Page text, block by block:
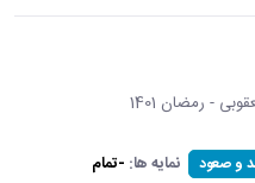
- رمضان 1401
و صعود نمایه ها: -تمام